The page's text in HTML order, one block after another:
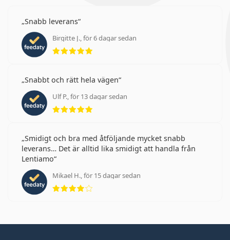
Snabb leverans
Birgitte J., för 6 dagar sedan
Betyg 5 av 5
Snabbt och rätt hela vägen
Ulf P., för 13 dagar sedan
Betyg 5 av 5
Smidigt och bra med åtföljande mycket snabb
leverans… Det är alltid lika smidigt att handla från
Lentiamo
Mikael H., för 15 dagar sedan
Betyg 4 av 5